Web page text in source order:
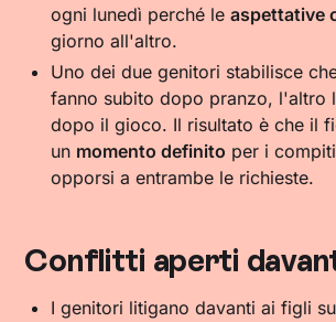
ogni lunedì perché leaspettative
giorno all'altro.
Uno dei due genitori stabilisce
fanno subito dopo pranzo, l'altro
dopo il gioco. Il risultato è che il
un momento definito per i
opporsi a entrambe le richieste.
Conflitti aperti
I genitori litigano davanti ai figli